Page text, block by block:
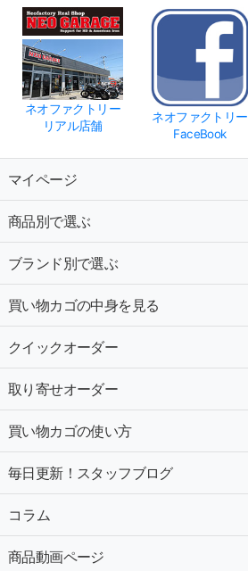
ネオファクトリー
リアル店舗
ネオファクトリー
FaceBook
マイページ
商品別で選ぶ
ブランド別で選ぶ
買い物カゴの中身を見る
クイックオーダー
取り寄せオーダー
買い物カゴの使い方
毎日更新！スタッフブログ
コラム
商品動画ページ